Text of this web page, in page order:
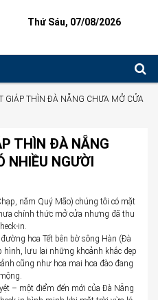
Thứ Sáu, 07/08/2026
GIÁP THÌN ĐÀ NẴNG CHƯA MỞ CỬA
THÌN ĐÀ NẴNG
NHIỀU NGƯỜI
năm Quý Mão) chúng tôi có mặt
chính thức mở cửa nhưng đã thu
in.
hoa Tết bên bờ sông Hàn (Đà
hình, lưu lại những khoảnh khắc đẹp
cũng như hoa mai hoa đào đang
– một điểm đến mới của Đà Nẵng